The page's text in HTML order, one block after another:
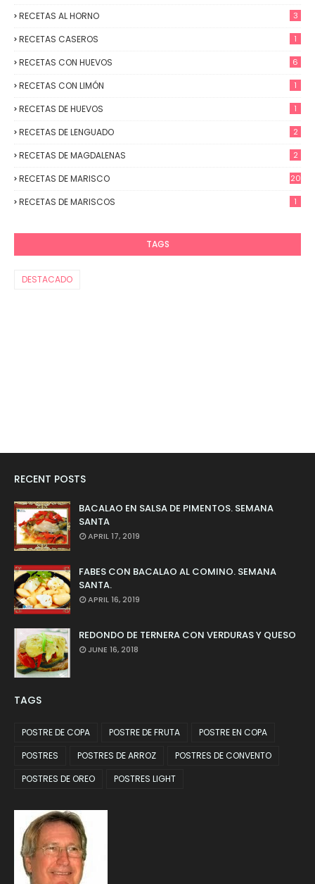
RECETAS AL HORNO 3
RECETAS CASEROS 1
RECETAS CON HUEVOS 6
RECETAS CON LIMÓN 1
RECETAS DE HUEVOS 1
RECETAS DE LENGUADO 2
RECETAS DE MAGDALENAS 2
RECETAS DE MARISCO 20
RECETAS DE MARISCOS 1
TAGS
DESTACADO
RECENT POSTS
BACALAO EN SALSA DE PIMENTOS. SEMANA
SANTA
APRIL 17, 2019
FABES CON BACALAO AL COMINO. SEMANA
SANTA.
APRIL 16, 2019
REDONDO DE TERNERA CON VERDURAS Y QUESO
JUNE 16, 2018
TAGS
POSTRE DE COPA POSTRE DE FRUTA
POSTRE EN COPA
POSTRES
POSTRES DE ARROZ
POSTRES DE CONVENTO
POSTRES DE OREO
POSTRES LIGHT